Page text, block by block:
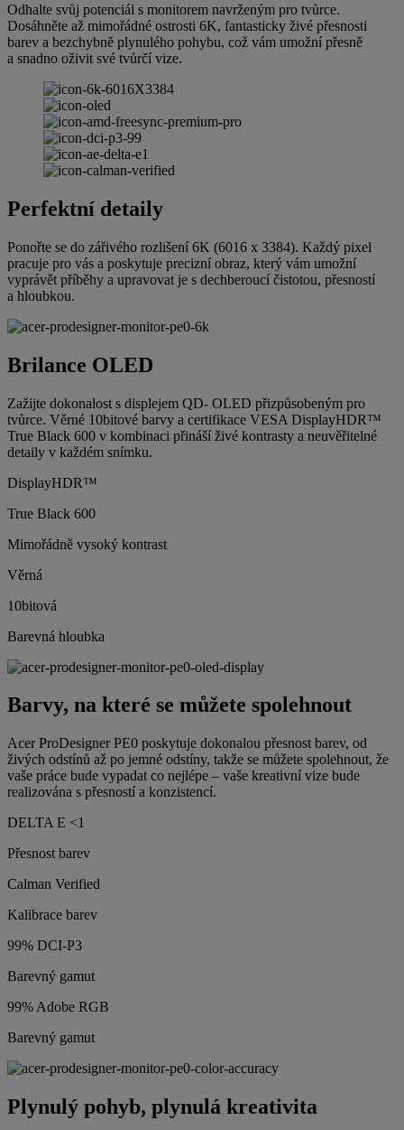
Odhalte svůj potenciál s monitorem navrženým pro tvůrce.
Dosáhněte až mimořádné ostrosti 6K, fantasticky živé přesnosti
barev a bezchybně plynulého pohybu, což vám umožní přesně
a snadno oživit své tvůrčí vize.
Perfektní detaily
Ponořte se do zářivého rozlišení 6K (6016 x 3384). Každý pixel
pracuje pro vás a poskytuje precizní obraz, který vám umožní
vyprávět příběhy a upravovat je s dechberoucí čistotou, přesností
a hloubkou.
Brilance OLED
Zažijte dokonalost s displejem QD- OLED přizpůsobeným pro
tvůrce. Věrné 10bitové barvy a certifikace VESA DisplayHDR™
True Black 600 v kombinaci přináší živé kontrasty a neuvěřitelné
detaily v každém snímku.
DisplayHDR™
True Black 600
Mimořádně vysoký kontrast
Věrná
10bitová
Barevná hloubka
Barvy, na které se můžete spolehnout
Acer ProDesigner PE0 poskytuje dokonalou přesnost barev, od
živých odstínů až po jemné odstíny, takže se můžete spolehnout, že
vaše práce bude vypadat co nejlépe – vaše kreativní vize bude
realizována s přesností a konzistencí.
DELTA E <1
Přesnost barev
Calman Verified
Kalibrace barev
99% DCI-P3
Barevný gamut
99% Adobe RGB
Barevný gamut
Plynulý pohyb, plynulá kreativita